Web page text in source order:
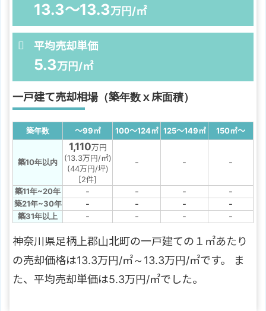
13.3～13.3万円/㎡
平均売却単価
5.3万円/㎡
一戸建て売却相場（築年数ｘ床面積）
築年数 ～99㎡ 100～124㎡ 125～149㎡ 150㎡～
築10年以内
1,110万円
(13.3万円/㎡)
(44万円/坪)
[2件]
- - -
築11年~20年 - - - -
築21年~30年 - - - -
築31年以上 - - - -
神奈川県足柄上郡山北町の一戸建ての１㎡あたり
の売却価格は13.3万円/㎡～13.3万円/㎡です。 ま
た、平均売却単価は5.3万円/㎡でした。